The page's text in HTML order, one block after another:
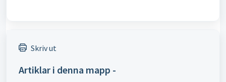
Skriv ut
Artiklar i denna mapp -